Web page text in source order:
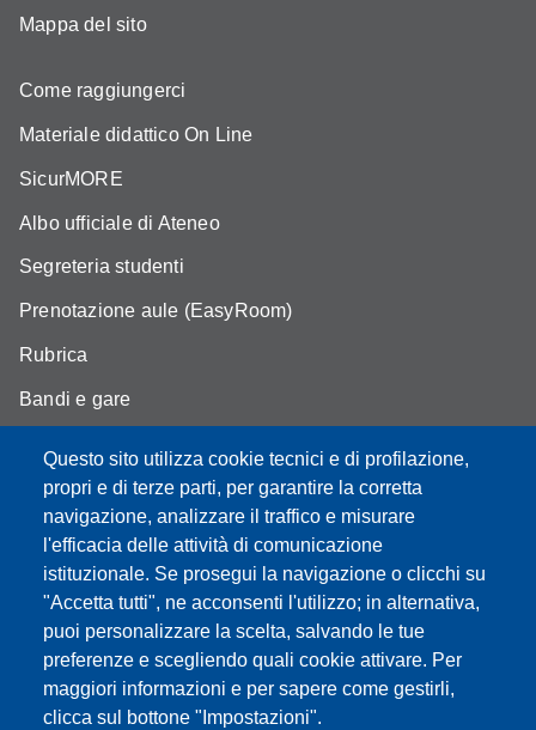
Questo sito utilizza cookie tecnici e di profilazione,
propri e di terze parti, per garantire la corretta
navigazione, analizzare il traffico e misurare
l'efficacia delle attività di comunicazione
istituzionale. Se prosegui la navigazione o clicchi su
"Accetta tutti", ne acconsenti l'utilizzo; in alternativa,
puoi personalizzare la scelta, salvando le tue
preferenze e scegliendo quali cookie attivare. Per
maggiori informazioni e per sapere come gestirli,
clicca sul bottone "Impostazioni".
Mappa del sito
Come raggiungerci
Materiale didattico On Line
SicurMORE
Albo ufficiale di Ateneo
Segreteria studenti
Prenotazione aule (EasyRoom)
Rubrica
Bandi e gare
Partita IVA: 00427620364
Dipartimento di Scienze della Vita
Sede di Modena: Via Campi 287 - 41125 Modena
Tel. 059 2055140 - 059 2055144 - 059 2058527
Sede di Reggio Emilia: Via Amendola 2 (Padiglione Besta) -
42122 Reggio Emilia